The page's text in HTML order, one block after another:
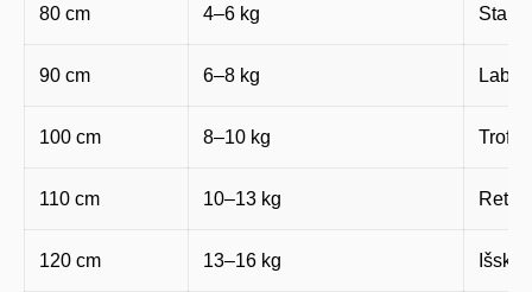
80 cm 4–6 kg
90 cm 6–8 kg Labai
100 cm 8–10 kg
110 cm 10–13 kg
120 cm 13–16 kg